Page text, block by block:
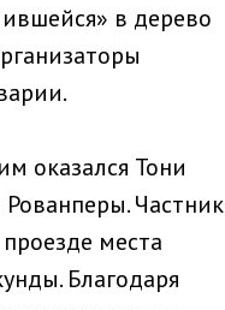
в дерево
оказался Тони
Частник
места
Благодаря